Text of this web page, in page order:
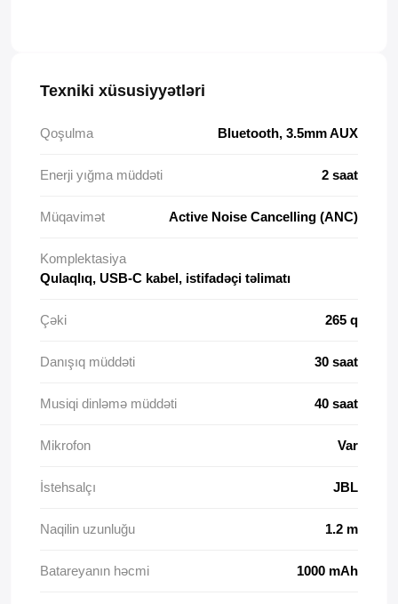
Texniki xüsusiyyətləri
Qoşulma Bluetooth, 3.5mm AUX
Enerji yığma müddəti 2 saat
Müqavimət Active Noise Cancelling (ANC)
Komplektasiya
Qulaqlıq, USB-C kabel, istifadəçi təlimatı
Çəki 265 q
Danışıq müddəti 30 saat
Musiqi dinləmə müddəti 40 saat
Mikrofon Var
İstehsalçı JBL
Naqilin uzunluğu 1.2 m
Batareyanın həcmi 1000 mAh